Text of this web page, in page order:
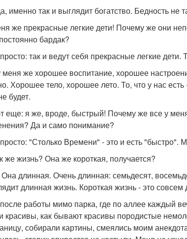
именно так и выглядит богатство. Бедность не
же прекрасные легкие дети! Почему же они
бардак?
так и ведут себя прекрасные легкие
меня же хорошее воспитание, хорошее
Хорошее тело, хорошее лето. То, что у нас
будет.
еще: я же, вроде, быстрый! Почему же все у
Да и само понимание?
"Столько Времени" - это и есть "быстро".
же жизнь? Она же короткая, получается?
длинная. Очень длинная: семьдесят,
длинная жизнь. Короткая жизнь - это совсем
работы мимо парка, где по аллее каждый
красивы, как бывают красивы породистые
собирали картины, смеялись моим